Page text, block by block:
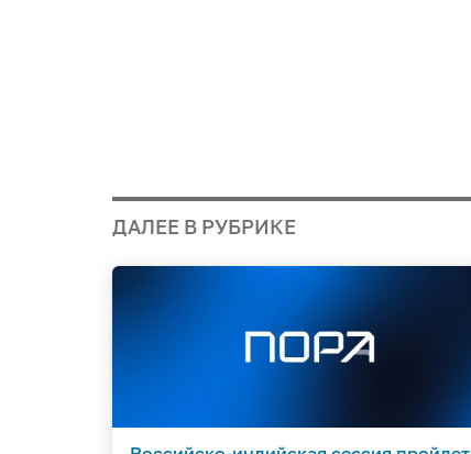
ДАЛЕЕ В РУБРИКЕ